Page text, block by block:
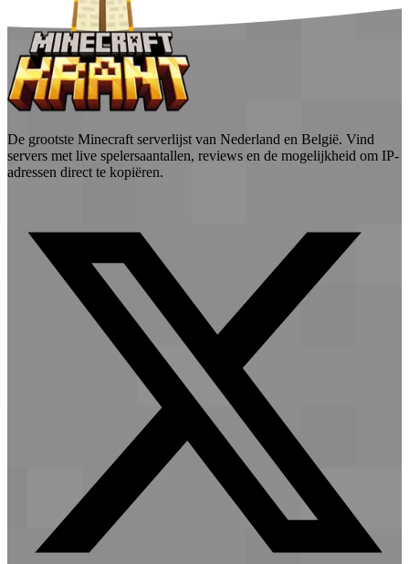
De grootste Minecraft serverlijst van Nederland en België. Vind
servers met live spelersaantallen, reviews en de mogelijkheid om IP-
adressen direct te kopiëren.